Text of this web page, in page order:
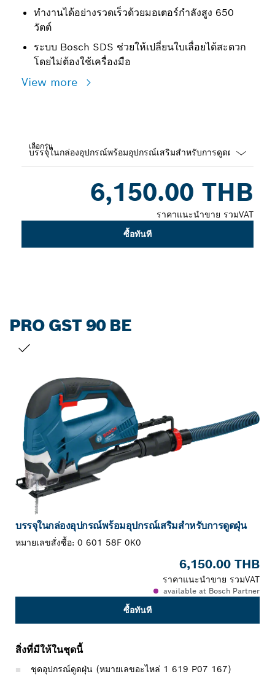
ทำงานได้อย่างรวดเร็วด้วยมอเตอร์กำลังสูง 650
วัตต์
ระบบ Bosch SDS ช่วยให้เปลี่ยนใบเลื่อยได้สะดวก
โดยไม่ต้องใช้เครื่องมือ
View more
เลือกรุ่น
6,150.00 THB
ราคาแนะนำขาย รวมVAT
ซื้อทันที
PRO GST 90 BE
บรรจุในกล่องอุปกรณ์พร้อมอุปกรณ์เสริมสำหรับการดูดฝุ่น
หมายเลขสั่งซื้อ: 0 601 58F 0K0
6,150.00 THB
ราคาแนะนำขาย รวมVAT
available at Bosch Partner
ซื้อทันที
สิ่งที่มีให้ในชุดนี้
ชุดอุปกรณ์ดูดฝุ่น (หมายเลขอะไหล่ 1 619 P07 167)